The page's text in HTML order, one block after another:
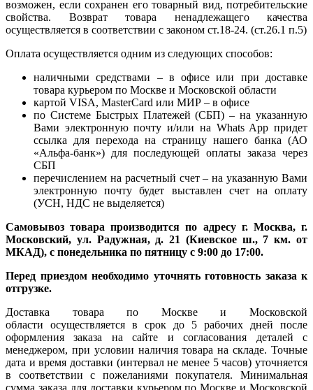
возможен, если сохранен его товарный вид, потребительские
свойства. Возврат товара ненадлежащего качества
осуществляется в соответствии с законом ст.18-24. (ст.26.1 п.5)
Оплата осуществляется одним из следующих способов:
наличными средствами – в офисе или при доставке
товара курьером по Москве и Московской области
картой VISA, MasterCard или МИР – в офисе
по Системе Быстрых Платежей (СБП) – на указанную
Вами электронную почту и/или на Whats App придет
ссылка для перехода на страницу нашего банка (АО
«Альфа-банк») для последующей оплаты заказа через
СБП
перечислением на расчетный счет – на указанную Вами
электронную почту будет выставлен счет на оплату
(УСН, НДС не выделяется)
Самовывоз товара производится по адресу г. Москва, г.
Московский, ул. Радужная, д. 21 (Киевское ш., 7 км. от
МКАД), с понедельника по пятницу с 9:00 до 17:00.
Перед приездом необходимо уточнять готовность заказа к
отгрузке.
Доставка товара по Москве и Московской
области осуществляется в срок до 5 рабочих дней после
оформления заказа на сайте и согласования деталей с
менеджером, при условии наличия товара на складе. Точные
дата и время доставки (интервал не менее 5 часов) уточняется
в соответствии с пожеланиями покупателя. Минимальная